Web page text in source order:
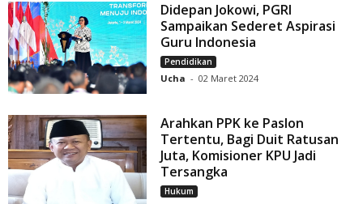
Didepan Jokowi, PGRI
Sampaikan Sederet Aspirasi
Guru Indonesia
Pendidikan
Ucha - 02 Maret 2024
Arahkan PPK ke Paslon
Tertentu, Bagi Duit Ratusan
Juta, Komisioner KPU Jadi
Tersangka
Hukum